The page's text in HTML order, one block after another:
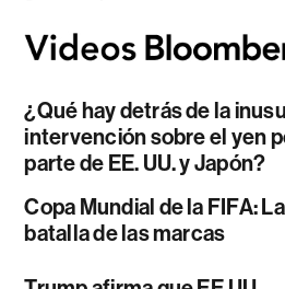
¿Qué hay detrás de la
intervención sobre el yen
parte de EE. UU. y Japón?
Copa Mundial de la FIFA: La
batalla de las marcas